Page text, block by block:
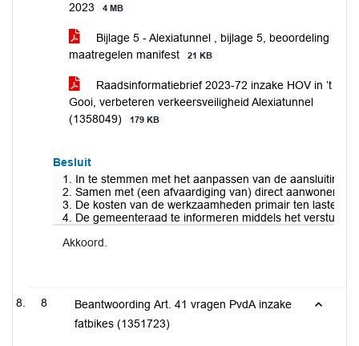
2023
4 MB
Bijlage 5 - Alexiatunnel , bijlage 5, beoordeling
maatregelen manifest
21 KB
Raadsinformatiebrief 2023-72 inzake HOV in ’t
Gooi, verbeteren verkeersveiligheid Alexiatunnel
(1358049)
179 KB
Besluit
1. In te stemmen met het aanpassen van de
2. Samen met (een afvaardiging van) direct
3. De kosten van de werkzaamheden primair ten laste te
4. De gemeenteraad te informeren middels het versturen
Akkoord.
8
Beantwoording Art. 41 vragen PvdA inzake
fatbikes (1351723)